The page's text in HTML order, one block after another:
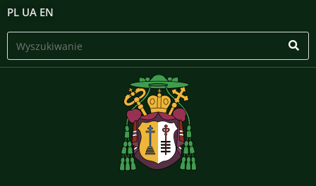
PL UA EN